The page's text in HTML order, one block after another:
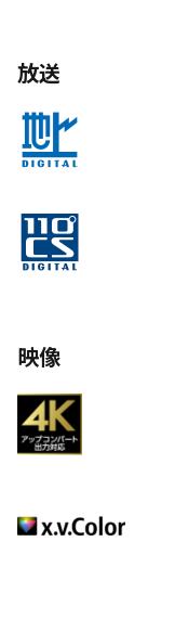
放送
映像